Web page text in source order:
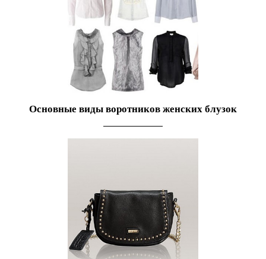
Основные виды воротников женских блузок